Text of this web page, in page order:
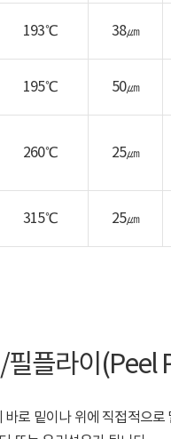
193℃ 38㎛
195℃ 50㎛
260℃ 25㎛
315℃ 25㎛
필플라이(Peel
로 밑이나 위에 직접적으